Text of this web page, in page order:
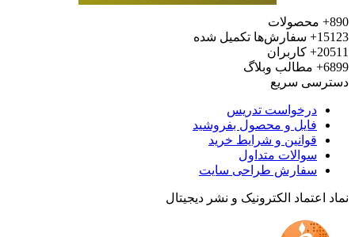
محصولات
سفارش‌ها تکمیل شده
کاربران
مطالب وبلاگ
سریع
درخواست تدریس
فایل و محصول بفروشید
قوانین و شرایط خرید
سوالات متداول
سفارش طراحی سایت
اعتماد الکترونیک و نشر دیجیتال